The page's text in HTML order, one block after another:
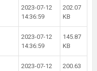
2023-07-12
14:36:59
202.07
KB
2023-07-12
14:36:59
145.87
KB
2023-07-12
200.63